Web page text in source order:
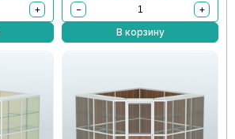
+
−
+
В корзину